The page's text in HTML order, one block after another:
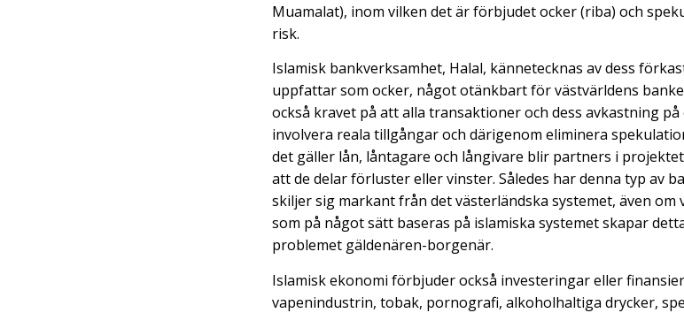
Muamalat), inom vilken det är förbjudet ocker (riba) och
risk.
Islamisk bankverksamhet, Halal, kännetecknas av dess
uppfattar som ocker, något otänkbart för västvärldens
också kravet på att alla transaktioner och dess avkastning
involvera reala tillgångar och därigenom eliminera
det gäller lån, låntagare och långivare blir partners i
att de delar förluster eller vinster. Således har denna typ av
skiljer sig markant från det västerländska systemet, även
som på något sätt baseras på islamiska systemet skapar
problemet gäldenären-borgenär.
Islamisk ekonomi förbjuder också investeringar eller
vapenindustrin, tobak, pornografi, alkoholhaltiga drycker,